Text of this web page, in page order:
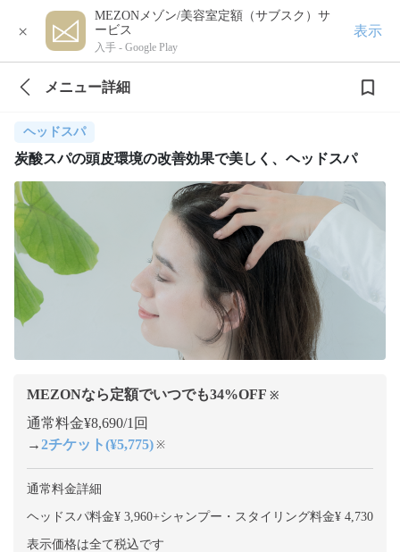
×
MEZONメゾン/美容室定額（サブスク）サ
ービス
入手 - Google Play
表示
メニュー詳細
ヘッドスパ
炭酸スパの頭皮環境の改善効果で美しく、ヘッドスパ
MEZONなら定額でいつでも34%OFF ※
通常料金¥8,690/1回
→2チケット(¥5,775) ※
通常料金詳細
ヘッドスパ料金¥ 3,960+シャンプー・スタイリング料金¥ 4,730
表示価格は全て税込です